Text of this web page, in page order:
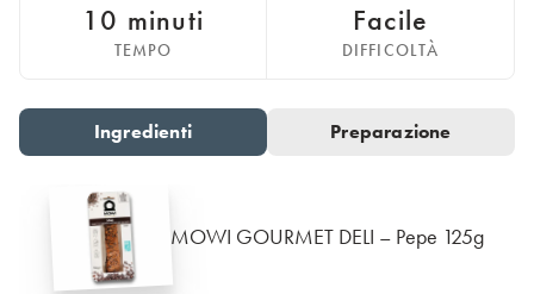
English
North America
United States
English
Global
MOWI Salmon Global
English
10 minuti
TEMPO
Facile
DIFFICOLTÀ
Go to slide 1
Ingredienti Go to slide 2
Preparazione
MOWI GOURMET DELI – Pepe 125g